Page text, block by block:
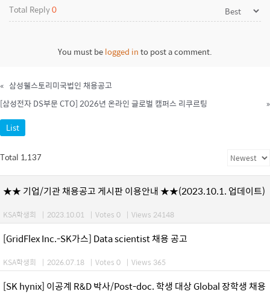
Total Reply0
You must belogged into post a comment.
« 삼성웰스토리미국법인 채용공고
[삼성전자 DS부문 CTO] 2026년 온라인 글로벌 캠퍼스 리쿠르팅
»
List
Total 1,137
★★ 기업/기관 채용공고 게시판 이용안내 ★★(2023.10.1. 업데이트)
KSA학생회 | 2023.10.01 | Votes 0 | Views 24148
[GridFlex Inc.-SK가스] Data scientist 채용 공고
KSA학생회 | 2026.07.18 | Votes 0 | Views 365
[SK hynix] 이공계 R&D 박사/Post-doc. 학생 대상 Global 장학생 채용